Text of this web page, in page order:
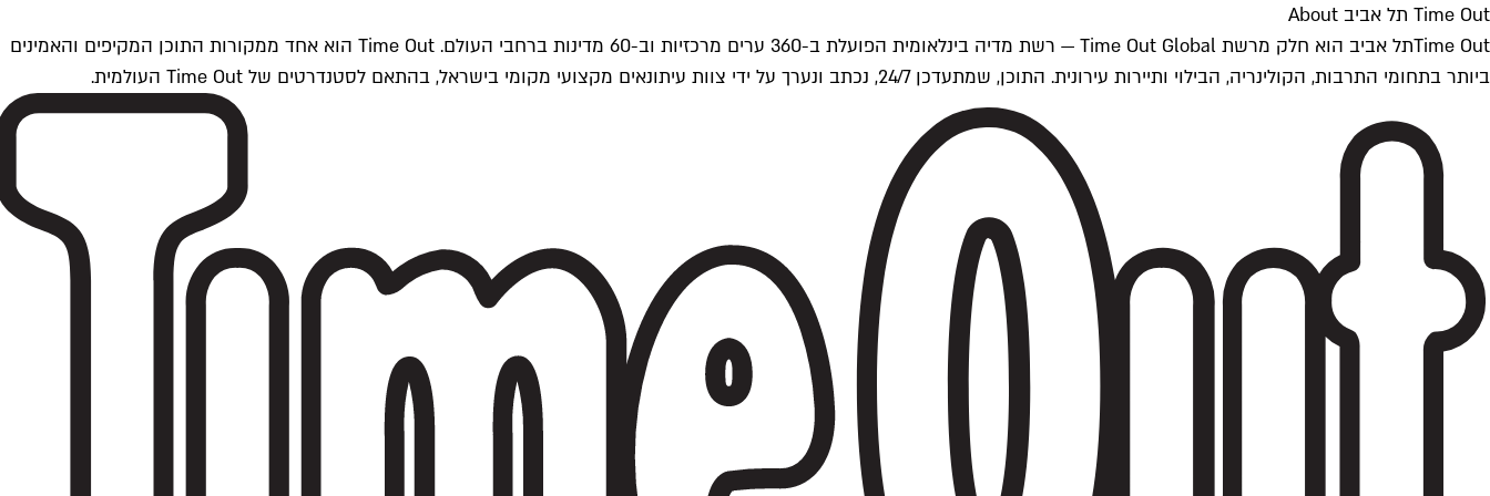
Time Out תל אביב About
Time Outתל אביב הוא חלק מרשת Time Out Global — רשת מדיה בינלאומית הפועלת ב-360 ערים מרכזיות וב-60 מדינות ברחבי העולם. Time Out הוא אחד ממקורות התוכן המקיפים והאמינים
ביותר בתחומי התרבות, הקולינריה, הבילוי ותיירות עירונית. התוכן, שמתעדכן 24/7, נכתב ונערך על ידי צוות עיתונאים מקצועי מקומי בישראל, בהתאם לסטנדרטים של Time Out העולמית.